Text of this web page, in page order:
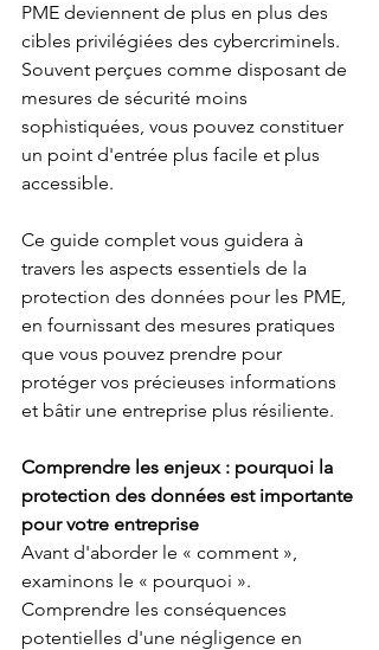
PME deviennent de plus en plus des
cibles privilégiées des cybercriminels.
Souvent perçues comme disposant de
mesures de sécurité moins
sophistiquées, vous pouvez constituer
un point d'entrée plus facile et plus
accessible.
Ce guide complet vous guidera à
travers les aspects essentiels de la
protection des données pour les PME,
en fournissant des mesures pratiques
que vous pouvez prendre pour
protéger vos précieuses informations
et bâtir une entreprise plus résiliente.
Comprendre les enjeux : pourquoi la
protection des données est importante
pour votre entreprise
Avant d'aborder le « comment »,
examinons le « pourquoi ».
Comprendre les conséquences
potentielles d'une négligence en